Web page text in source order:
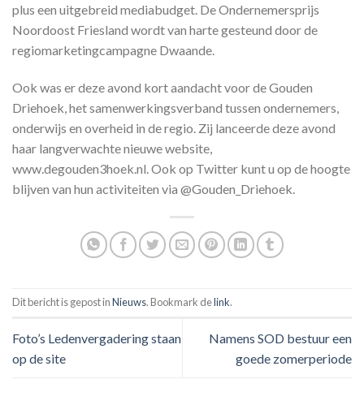
plus een uitgebreid mediabudget. De Ondernemersprijs
Noordoost Friesland wordt van harte gesteund door de
regiomarketingcampagne Dwaande.
Ook was er deze avond kort aandacht voor de Gouden
Driehoek, het samenwerkingsverband tussen ondernemers,
onderwijs en overheid in de regio. Zij lanceerde deze avond
haar langverwachte nieuwe website,
www.degouden3hoek.nl. Ook op Twitter kunt u op de hoogte
blijven van hun activiteiten via @Gouden_Driehoek.
Dit bericht is gepost inNieuws. Bookmark delink.
Foto’s Ledenvergadering staan
op de site
Namens SOD bestuur een
goede zomerperiode